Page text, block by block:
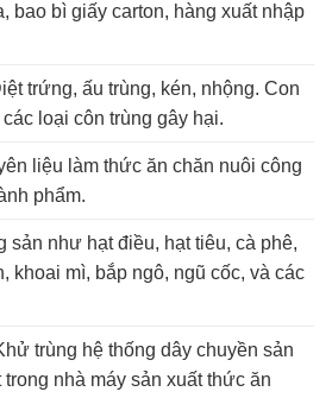
bao bì giấy carton, hàng xuất nhập
trứng, ấu trùng, kén, nhộng. Con
loại côn trùng gây hại.
liệu làm thức ăn chăn nuôi công
phẩm.
sản như hạt điều, hạt tiêu, cà phê,
khoai mì, bắp ngô, ngũ cốc, và các
trùng hệ thống dây chuyền sản
nhà máy sản xuất thức ăn